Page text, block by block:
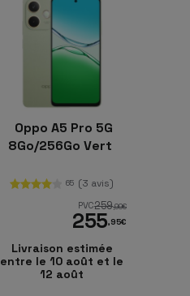
Oppo A5 Pro 5G
8Go/256Go Vert
65 (3 avis)
PVC259,99€
255,95€
Livraison estimée
entre le 10 août et le
12 août